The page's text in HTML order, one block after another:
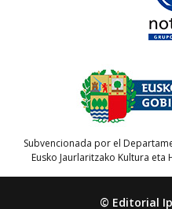
Subvencionada por el
Eusko Jaurlaritzako Kultura eta
© Editorial